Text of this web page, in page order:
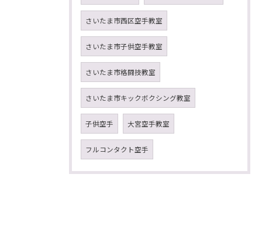
さいたま市西区空手教室
さいたま市子供空手教室
さいたま市格闘技教室
さいたま市キックボクシング教室
子供空手 大宮空手教室
フルコンタクト空手